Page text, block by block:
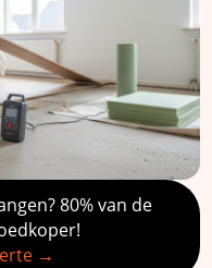
80% van de
→